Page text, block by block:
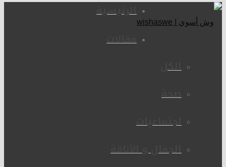
الرئيسية
مقالات
الكل
صحة
اجتماعيات
الجمال و الأناقة